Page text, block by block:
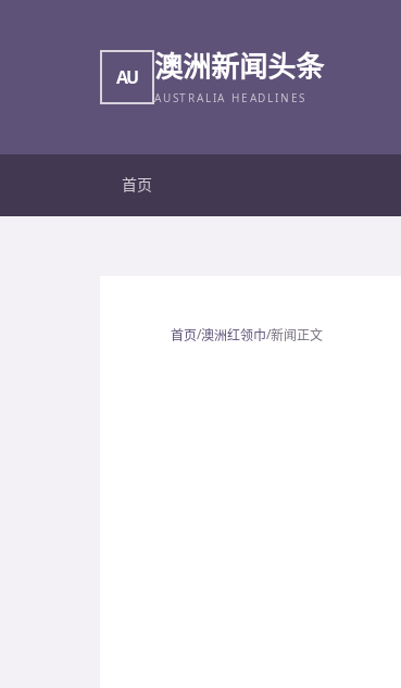
AU 澳洲新闻头条
AUSTRALIA HEADLINES
首页
首页/澳洲红领巾/新闻正文